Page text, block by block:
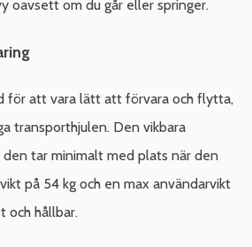
oavsett om du går eller springer.
för att vara lätt att förvara och flytta,
transporthjulen. Den vikbara
tar minimalt med plats när den
på 54 kg och en max användarvikt
och hållbar.